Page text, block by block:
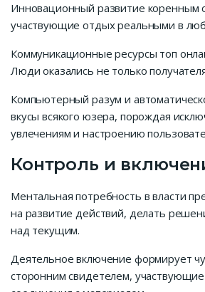
Инновационный развитие коренным
участвующие отдых реальными в
Коммуникационные ресурсы топ
Люди оказались не только
Компьютерный разум и
вкусы всякого юзера, порождая
увлечениям и настроению
Контроль и
Ментальная потребность в власти
на развитие действий, делать
над текущим.
Деятельное включение формирует
сторонним свидетелем,